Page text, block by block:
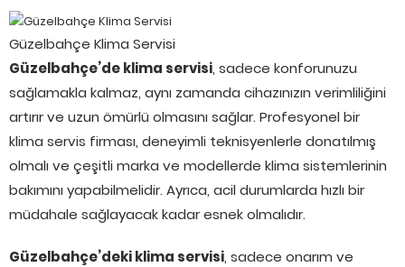
Güzelbahçe Klima Servisi
Güzelbahçe’de klima servisi, sadece konforunuzu
sağlamakla kalmaz, aynı zamanda cihazınızın verimliliğini
artırır ve uzun ömürlü olmasını sağlar. Profesyonel bir
klima servis firması, deneyimli teknisyenlerle donatılmış
olmalı ve çeşitli marka ve modellerde klima sistemlerinin
bakımını yapabilmelidir. Ayrıca, acil durumlarda hızlı bir
müdahale sağlayacak kadar esnek olmalıdır.
Güzelbahçe’deki klima servisi, sadece onarım ve